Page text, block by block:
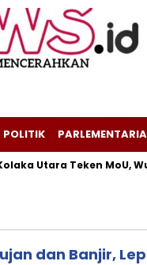
POLITIK PARLEMENTARIA
Utara Teken MoU,
dan Banjir,